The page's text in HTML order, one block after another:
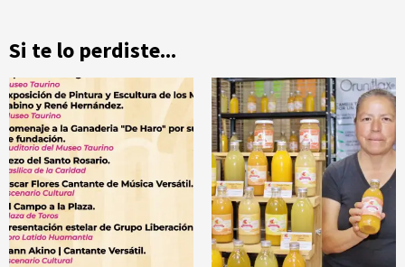
Si te lo perdiste...